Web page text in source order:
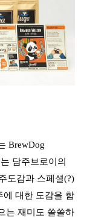
BrewDog
담주브로이의
도감과 스페셜(?)
에 대한 도감을 함
는 재미도 쏠쏠하